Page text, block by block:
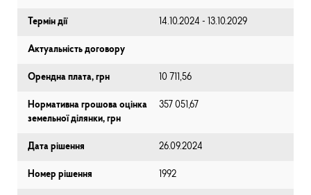
Термін дії 14.10.2024 - 13.10.2029
Актуальність договору
Орендна плата, грн 10 711,56
Нормативна грошова оцінка
земельної ділянки, грн
357 051,67
Дата рішення 26.09.2024
Номер рішення 1992